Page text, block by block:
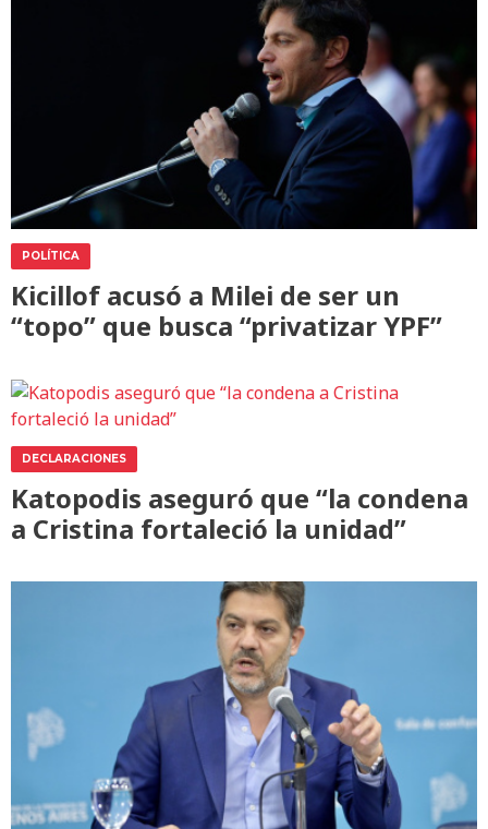
POLÍTICA
Kicillof acusó a Milei de ser un
“topo” que busca “privatizar YPF”
DECLARACIONES
Katopodis aseguró que “la condena
a Cristina fortaleció la unidad”